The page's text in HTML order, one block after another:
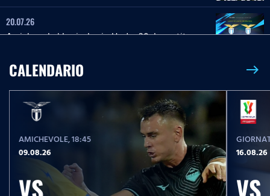
20.07.26
Amichevole | Lazio-Lazio Under 20, la partita
26.05.26
26 maggio 2013 | Roma-Lazio, la partita integrale
17.05.26
Serie A Women Athora | Fiorentina-Lazio
Women, la partita integrale
CALENDARIO east
AMICHEVOLE, 18:45
09.08.26
VS
16.08.26
VS